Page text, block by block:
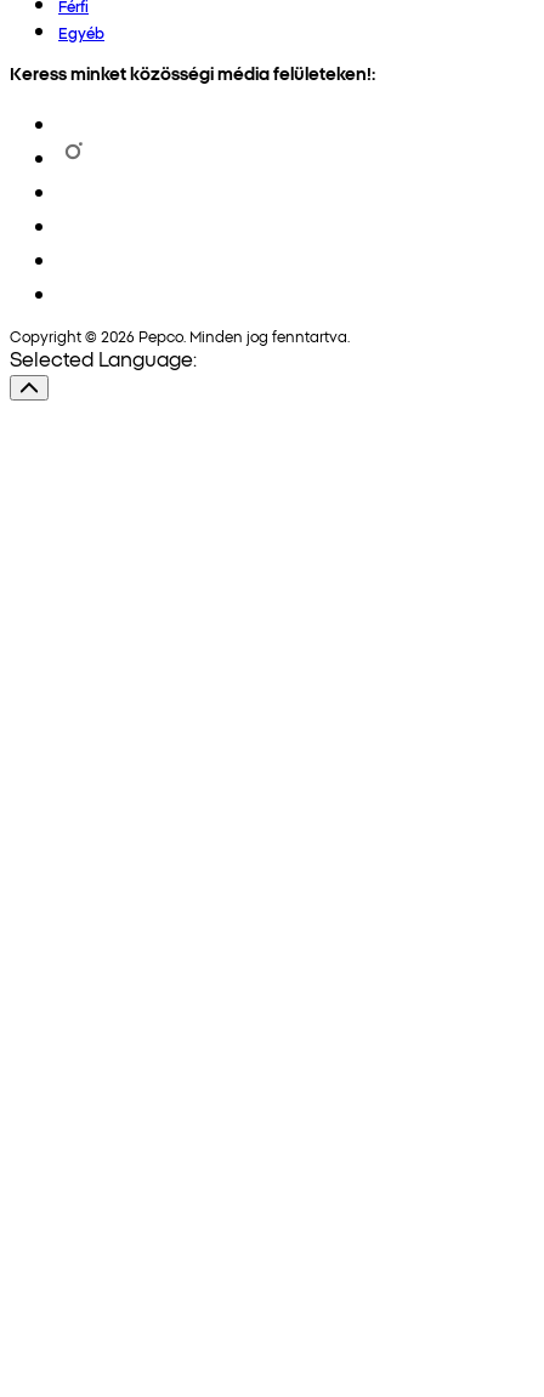
Férfi
Egyéb
Keress minket közösségi média felületeken!:
Copyright © 2026 Pepco. Minden jog fenntartva.
Selected Language: